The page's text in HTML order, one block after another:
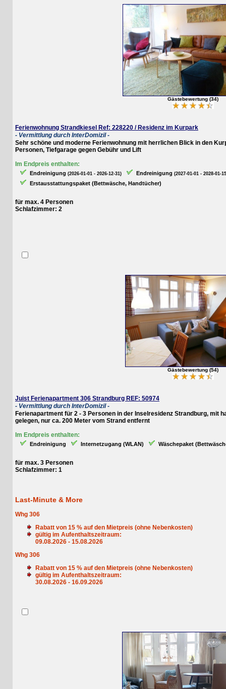
Gästebewertung (34)
Ferienwohnung Strandkiesel Ref: 228220 / Residenz im Kurpark
- Vermittlung durch InterDomizil -
Sehr schöne und moderne Ferienwohnung mit herrlichen Blick in den
Personen, Tiefgarage gegen Gebühr und Lift
Im Endpreis enthalten:
Endreinigung(2026-01-01 - 2026-12-31) Endreinigung(2027-01-01 - 2028-01-15)
Erstausstattungspaket (Bettwäsche, Handtücher)
für max. 4 Personen
Schlafzimmer: 2
Gästebewertung (54)
Juist Ferienapartment 306 Strandburg REF: 50974
- Vermittlung durch InterDomizil -
Ferienapartment für 2 - 3 Personen in der Inselresidenz Strandburg, mit
gelegen, nur ca. 200 Meter vom Strand entfernt
Im Endpreis enthalten:
Endreinigung Internetzugang (WLAN) Wäschepaket (Bettwäsche,
für max. 3 Personen
Schlafzimmer: 1
Last-Minute & More
Whg 306
Rabatt von 15% auf den Mietpreis (ohne Nebenkosten)
gültig im Aufenthaltszeitraum:
09.08.2026 - 15.08.2026
Whg 306
Rabatt von 15% auf den Mietpreis (ohne Nebenkosten)
gültig im Aufenthaltszeitraum:
30.08.2026 - 16.09.2026